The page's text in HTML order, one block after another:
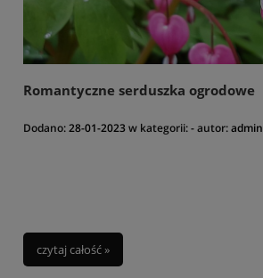
Romantyczne serduszka ogrodowe
Dodano:28-01-2023w kategorii:-autor:admin
czytaj całość »